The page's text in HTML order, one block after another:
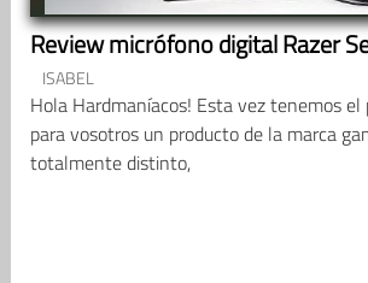
Review micrófono digital Razer
ISABEL
Hola Hardmaníacos! Esta vez tenemos el
para vosotros un producto de la marca
totalmente distinto,